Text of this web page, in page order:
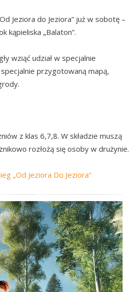
Jeziora do Jeziora” już w sobotę –
kąpieliska „Balaton”.
wziąć udział w specjalnie
przygotowaną mapą,
z klas 6,7,8. W składzie muszą
rozłożą się osoby w drużynie.
„Od Jeziora Do Jeziora”